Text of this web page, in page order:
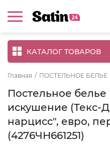
КАТАЛОГ ТОВАРОВ
Главная / ПОСТЕЛЬНОЕ БЕЛЬЕ
Постельное
искушение (Текс-
нарцисс", евро,
(4276ЧН661251)